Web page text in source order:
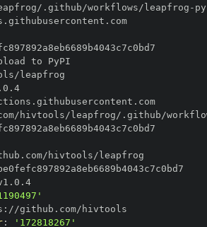
.github/workflows/leapfrog - py
//token.actions.githubusercontent.com
refs/tags/v1.0.4
//token.actions.githubusercontent.com
hivtools/leapfrog/.github/
refs/tags/v1.0.4
:
: '172818267'